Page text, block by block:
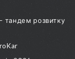
тандем розвитку